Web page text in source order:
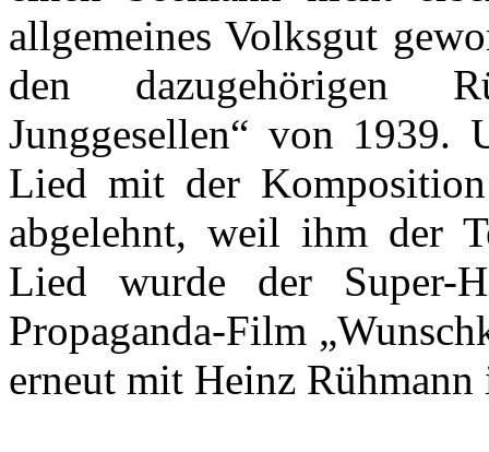
allgemeines Volksgut
den dazugehörigen
Junggesellen“ von 1939.
Lied mit der
abgelehnt, weil ihm der
Lied wurde der
Propaganda-Film
erneut mit Heinz Rühmann